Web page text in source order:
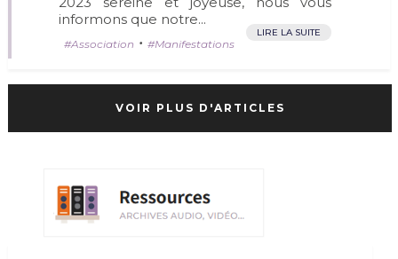
informons que notre...
LIRE LA SUITE
Association • Manifestations
VOIR PLUS D'ARTICLES